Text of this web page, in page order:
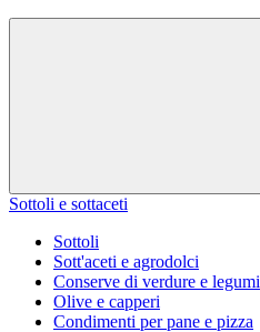
Sottoli e sottaceti
Sottoli
Sott'aceti e agrodolci
Conserve di verdure e legumi
Olive e capperi
Condimenti per pane e pizza